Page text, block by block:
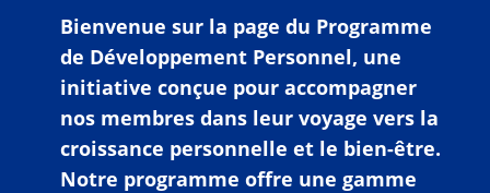
Bienvenue sur la page du Programme
de Développement Personnel, une
initiative conçue pour accompagner
nos membres dans leur voyage vers la
croissance personnelle et le bien-être.
Notre programme offre une gamme